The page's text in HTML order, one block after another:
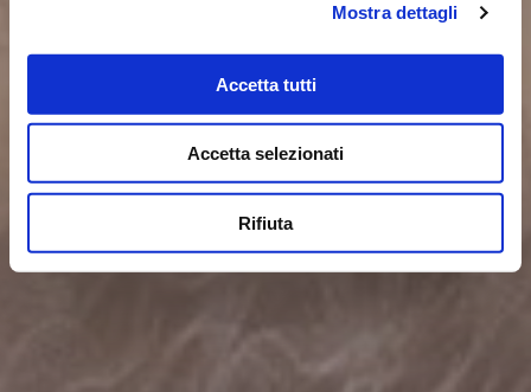
Mostra dettagli
Accetta tutti
Accetta selezionati
Rifiuta